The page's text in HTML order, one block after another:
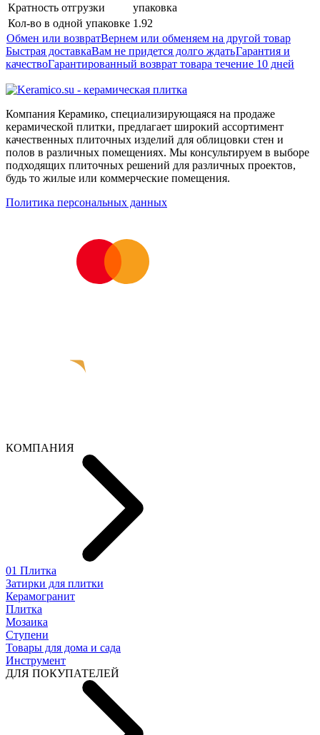
Кратность отгрузки
упаковка
Кол-во в одной упаковке 1.92
Обмен или возвратВернем или обменяем на другой товар
Быстрая доставкаВам не придется долго ждатьГарантия и
качествоГарантированный возврат товара течение 10 дней
Компания Керамико, специализирующаяся на продаже
керамической плитки, предлагает широкий ассортимент
качественных плиточных изделий для облицовки стен и
полов в различных помещениях. Мы консультируем в выборе
подходящих плиточных решений для различных проектов,
будь то жилые или коммерческие помещения.
Политика персональных данных
КОМПАНИЯ
01 Плитка
Затирки для плитки
Керамогранит
Плитка
Мозаика
Ступени
Товары для дома и сада
Инструмент
ДЛЯ ПОКУПАТЕЛЕЙ